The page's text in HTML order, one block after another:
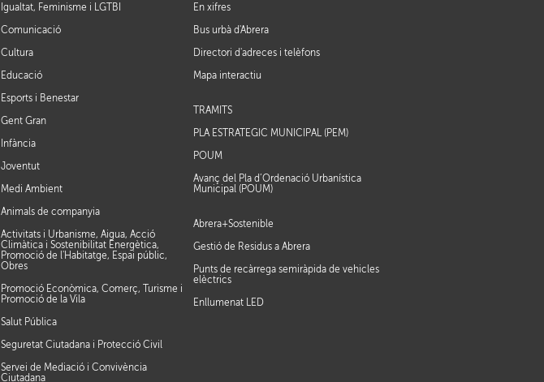
Igualtat, Feminisme i LGTBI
Comunicació
Cultura
Educació
Esports i Benestar
Gent Gran
Infància
Joventut
Medi Ambient
Animals de companyia
Activitats i Urbanisme, Aigua, Acció
Climàtica i Sostenibilitat Energètica,
Promoció de l'Habitatge, Espai públic,
Obres
Promoció Econòmica, Comerç, Turisme i
Promoció de la Vila
Salut Pública
Seguretat Ciutadana i Protecció Civil
Servei de Mediació i Convivència
Ciutadana
En xifres
Bus urbà d'Abrera
Directori d'adreces i telèfons
Mapa interactiu
TRÀMITS
PLA ESTRATÈGIC MUNICIPAL (PEM)
POUM
Avanç del Pla d’Ordenació Urbanística
Municipal (POUM)
Abrera+Sostenible
Gestió de Residus a Abrera
Punts de recàrrega semiràpida de vehicles
elèctrics
Enllumenat LED